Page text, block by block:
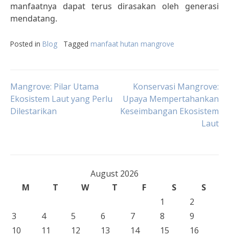
manfaatnya dapat terus dirasakan oleh generasi
mendatang.
Posted in Blog Tagged manfaat hutan mangrove
Post
navigation
Mangrove: Pilar Utama
Ekosistem Laut yang Perlu
Dilestarikan
Konservasi Mangrove:
Upaya Mempertahankan
Keseimbangan Ekosistem
Laut
August 2026
M
T W T F S
S
1
2
3
4 5 6 7 8
9
10
11 12 13 14 15
16